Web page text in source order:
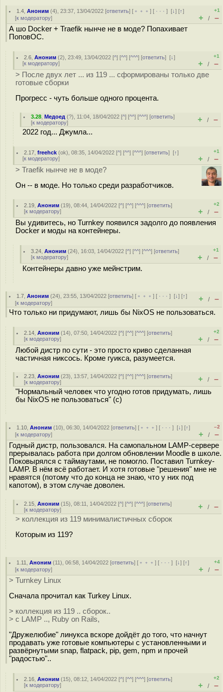
1.4 ,Аноним (4), 23:37, 13/04/2022 [ответить] [ ﹢﹢﹢] [ · · ·][↓] [↑]
[к модератору]
+1
+ / –
А шо Docker + Traefik нынче не в моде? Попахивает
ПоповОС.
2.6 ,Аноним (2), 23:49, 13/04/2022 [^] [^^] [^^^] [ответить][↓]
[к модератору]
+1
+ / –
> После двух лет ... из 119 ... сформированы только две
готовые сборки
Прогресс - чуть больше одного процента.
3.28 ,Медоед (?), 11:04, 18/04/2022 [^] [^^] [^^^] [ответить]
[к модератору] + / –
2022 год... Джумла...
2.17 ,freehck (ok), 08:35, 14/04/2022 [^] [^^] [^^^] [ответить][↑]
[к модератору]
+1
+ / –
> Traefik нынче не в моде?
Он -- в моде. Но только среди разработчиков.
2.19 ,Аноним (19), 08:44, 14/04/2022 [^] [^^] [^^^] [ответить]
[к модератору]
+2
+ / –
Вы удивитесь, но Turnkey появился задолго до появления
Docker и моды на контейнеры.
3.24 ,Аноним (24), 16:03, 14/04/2022 [^] [^^] [^^^] [ответить]
[к модератору]
+1
+ / –
Контейнеры давно уже мейнстрим.
1.7 ,Аноним (24), 23:55, 13/04/2022 [ответить] [ ﹢﹢﹢] [ · · ·][↓] [↑]
[к модератору] + / –
Что только ни придумают, лишь бы NixOS не пользоваться.
2.14 ,Аноним (14), 07:50, 14/04/2022 [^] [^^] [^^^] [ответить]
[к модератору]
+2
+ / –
Любой дистр по сути - это просто криво сделанная
частичная никсось. Кроме гуикса, разумеется.
2.23 ,Аноним (23), 13:57, 14/04/2022 [^] [^^] [^^^] [ответить]
[к модератору] + / –
"Нормальный человек что угодно готов придумать, лишь
бы NixOS не пользоваться" (с)
1.10 ,Аноним (10), 06:30, 14/04/2022 [ответить] [ ﹢﹢﹢] [ · · ·][↓] [↑]
[к модератору]
–2
+ / –
Годный дистр, пользовался. На самопальном LAMP-сервере
прерывалась работа при долгом обновлении Moodle в школе.
Поковырялся с таймаутами, не помогло. Поставил Turnkey-
LAMP. В нём всё работает. И хотя готовые "решения" мне не
нравятся (потому что до конца не знаю, что у них под
капотом), в этом случае доволен.
2.15 ,Аноним (15), 08:11, 14/04/2022 [^] [^^] [^^^] [ответить]
[к модератору] + / –
> коллекция из 119 минималистичных сборок
Которым из 119?
1.11 ,Аноним (11), 06:58, 14/04/2022 [ответить] [ ﹢﹢﹢] [ · · ·][↓] [↑]
[к модератору]
+4
+ / –
> Turnkey Linux
Сначала прочитал как Turkey Linux.
> коллекция из 119 .. сборок..
> с LAMP .., Ruby on Rails,
"Дружелюбие" линукса вскоре дойдёт до того, что начнут
продавать уже готовые компьютеры с установленными и
развёрнутыми snap, flatpack, pip, gem, npm и прочей
"радостью"..
2.16 ,Аноним (15), 08:12, 14/04/2022 [^] [^^] [^^^] [ответить]
[к модератору]
+2
+ / –